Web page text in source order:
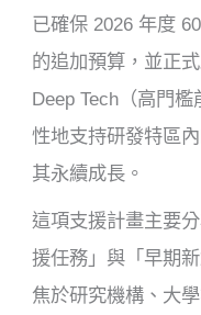
已確保 2026 年度
的追加預算，並正
Deep Tech（高門
性地支持研發特區
其永續成長。
這項支援計畫主要
援任務」與「早期
焦於研究機構、大